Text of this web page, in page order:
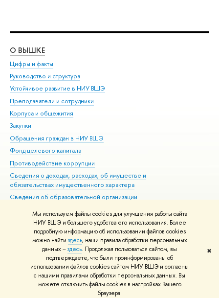
Мы используем файлы cookies для улучшения работы сайта
НИУ ВШЭ и большего удобства его использования. Более
подробную информацию об использовании файлов cookies
можно найти здесь, наши правила обработки персональных
данных –здесь. Продолжая пользоваться сайтом, вы
подтверждаете, что были проинформированы об
использовании файлов cookies сайтом НИУ ВШЭ и согласны
с нашими правилами обработки персональных данных. Вы
можете отключить файлы cookies в настройках Вашего
браузера.
✖
О ВЫШКЕ
Цифры и факты
Руководство и структура
Устойчивое развитие в НИУ ВШЭ
Преподаватели и сотрудники
Корпуса и общежития
Закупки
Обращения граждан в НИУ ВШЭ
Фонд целевого капитала
Противодействие коррупции
Сведения о доходах, расходах, об имуществе и
обязательствах имущественного характера
Сведения об образовательной организации
Людям с ограниченными возможностями здоровья
Единая платежная страница
Работа в Вышке
© НИУ ВШЭ 1993–2026 Адреса и контакты Условия использования
материалов Политика конфиденциальности Карта сайта
Шрифты HSE Sans и HSE Slab разработаны вШколе дизайна НИУ ВШЭ